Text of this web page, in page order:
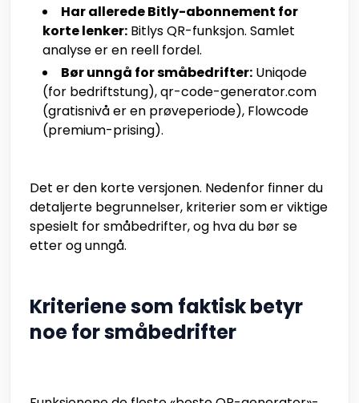
Har allerede Bitly-abonnement for
korte lenker: Bitlys QR-funksjon. Samlet
analyse er en reell fordel.
Bør unngå for småbedrifter: Uniqode
(for bedriftstung), qr-code-generator.com
(gratisnivå er en prøveperiode), Flowcode
(premium-prising).
Det er den korte versjonen. Nedenfor finner du
detaljerte begrunnelser, kriterier som er viktige
spesielt for småbedrifter, og hva du bør se
etter og unngå.
Kriteriene som faktisk betyr
noe for småbedrifter